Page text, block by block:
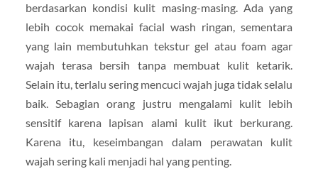
berdasarkan kondisi kulit masing-masing. Ada yang
lebih cocok memakai facial wash ringan, sementara
yang lain membutuhkan tekstur gel atau foam agar
wajah terasa bersih tanpa membuat kulit ketarik.
Selain itu, terlalu sering mencuci wajah juga tidak selalu
baik. Sebagian orang justru mengalami kulit lebih
sensitif karena lapisan alami kulit ikut berkurang.
Karena itu, keseimbangan dalam perawatan kulit
wajah sering kali menjadi hal yang penting.